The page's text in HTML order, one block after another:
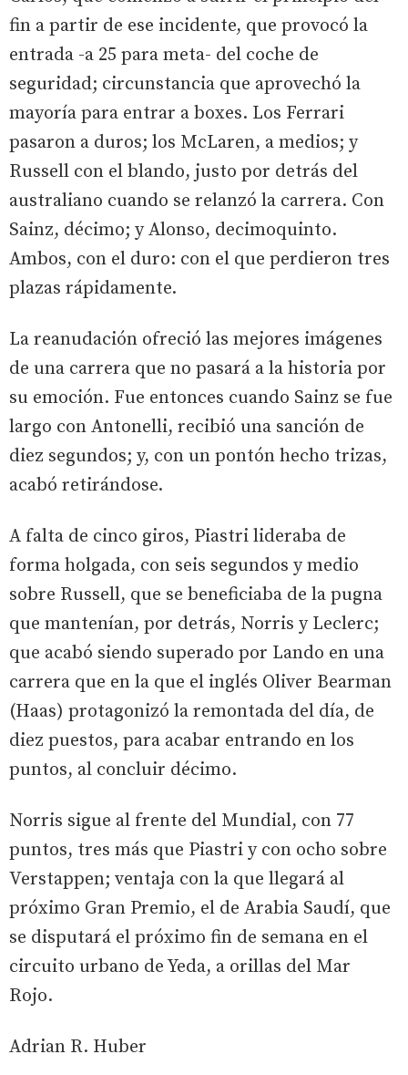
fin a partir de ese incidente, que provocó la
entrada -a 25 para meta- del coche de
seguridad; circunstancia que aprovechó la
mayoría para entrar a boxes. Los Ferrari
pasaron a duros; los McLaren, a medios; y
Russell con el blando, justo por detrás del
australiano cuando se relanzó la carrera. Con
Sainz, décimo; y Alonso, decimoquinto.
Ambos, con el duro: con el que perdieron tres
plazas rápidamente.
La reanudación ofreció las mejores imágenes
de una carrera que no pasará a la historia por
su emoción. Fue entonces cuando Sainz se fue
largo con Antonelli, recibió una sanción de
diez segundos; y, con un pontón hecho trizas,
acabó retirándose.
A falta de cinco giros, Piastri lideraba de
forma holgada, con seis segundos y medio
sobre Russell, que se beneficiaba de la pugna
que mantenían, por detrás, Norris y Leclerc;
que acabó siendo superado por Lando en una
carrera que en la que el inglés Oliver Bearman
(Haas) protagonizó la remontada del día, de
diez puestos, para acabar entrando en los
puntos, al concluir décimo.
Norris sigue al frente del Mundial, con 77
puntos, tres más que Piastri y con ocho sobre
Verstappen; ventaja con la que llegará al
próximo Gran Premio, el de Arabia Saudí, que
se disputará el próximo fin de semana en el
circuito urbano de Yeda, a orillas del Mar
Rojo.
Adrian R. Huber